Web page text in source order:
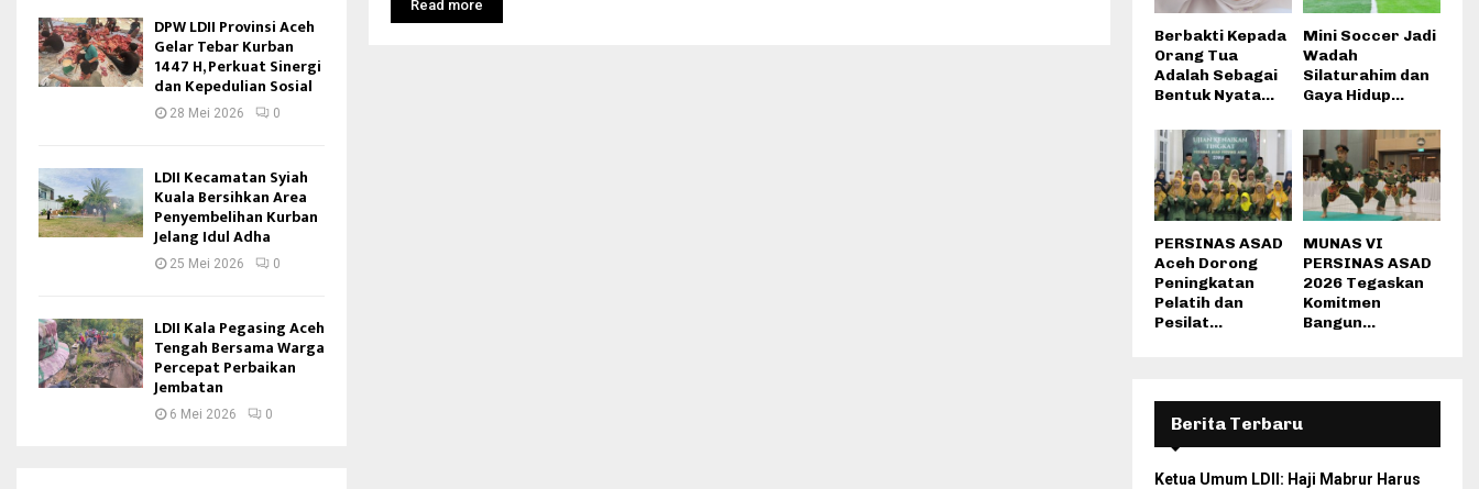
Read more
DPW LDII Provinsi Aceh
Gelar Tebar Kurban
1447 H, Perkuat Sinergi
dan Kepedulian Sosial
28 Mei 2026 0
LDII Kecamatan Syiah
Kuala Bersihkan Area
Penyembelihan Kurban
Jelang Idul Adha
25 Mei 2026 0
LDII Kala Pegasing Aceh
Tengah Bersama Warga
Percepat Perbaikan
Jembatan
6 Mei 2026 0
Berbakti Kepada
Orang Tua
Adalah Sebagai
Bentuk Nyata...
Mini Soccer Jadi
Wadah
Silaturahim dan
Gaya Hidup...
PERSINAS ASAD
Aceh Dorong
Peningkatan
Pelatih dan
Pesilat...
MUNAS VI
PERSINAS ASAD
2026 Tegaskan
Komitmen
Bangun...
Berita Terbaru
Ketua Umum LDII: Haji Mabrur Harus